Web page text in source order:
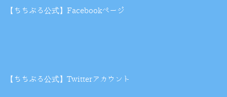
【ちちぶる公式】Facebookページ
【ちちぶる公式】Twitterアカウント